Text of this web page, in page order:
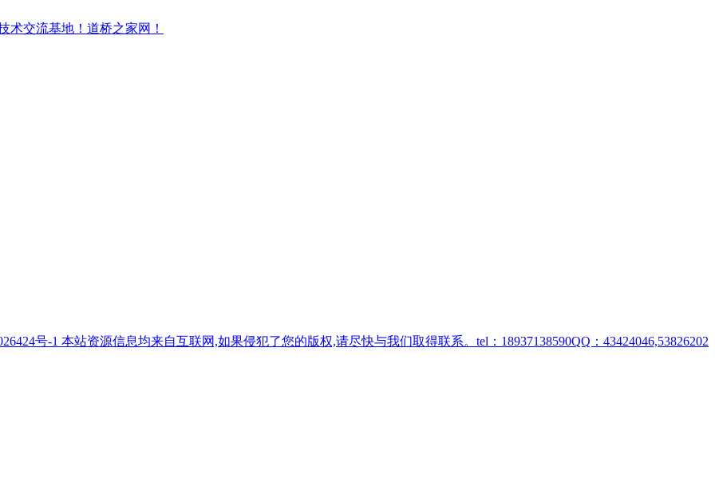
号-1 本站资源信息均来自互联网,如果侵犯了您的版权,请尽快与我们取得联系。tel：18937138590QQ：43424046,53826202